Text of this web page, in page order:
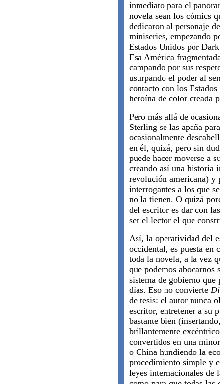
inmediato para el
novela sean los cómics
dedicaron al personaje
miniseries, empezando
Estados Unidos por
Esa América
campando por sus
usurpando el poder al
contacto con los
heroína de color creada
Pero más allá de
Sterling se las apaña
ocasionalmente
en él, quizá, pero sin
puede hacer moverse a
creando así una historia
revolución americana) y
interrogantes a los que
no la tienen. O quizá
del escritor es dar con
ser el lector el que
Así, la operatividad del
occidental, es puesta en
toda la novela, a la vez
que podemos abocarnos
sistema de gobierno que
días. Eso no convierte
de tesis: el autor nunca
escritor, entretener a su
bastante bien
brillantemente
convertidos en una
o China hundiendo la
procedimiento simple y
leyes internacionales de